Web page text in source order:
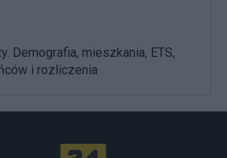
Demografia, mieszkania, ETS,
i rozliczenia